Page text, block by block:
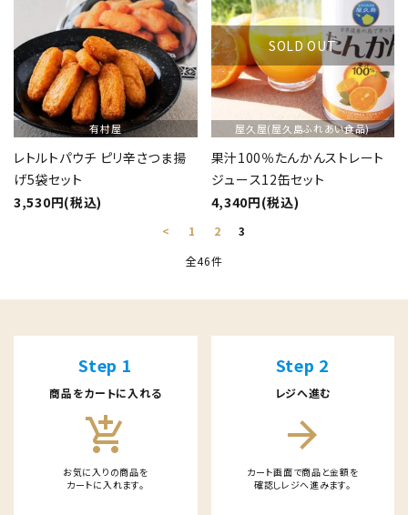
有村屋
レトルトパウチ ピリ辛さつま揚
げ5袋セット
3,530円(税込)
SOLD OUT
屋久屋(屋久島ふれあい食品)
果汁100％たんかんストレート
ジュース12缶セット
4,340円(税込)
< 1 2
3
全46件
キーワード
カテゴリー
Step 1
商品をカートに入れる
add_shopping_cart
お気に入りの商品を
カートに入れます。
Step 2
レジへ進む
arrow_forward
カート画面で商品と金額を
確認しレジへ進みます。